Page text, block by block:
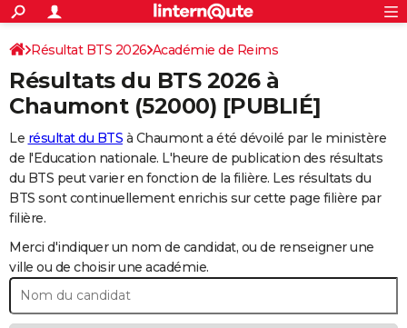
ACTUALITÉS
Politique
Société
Faits Divers
Education
Monde
Villes
+
SPORT
Coupe du monde 2026
Football
Tennis
Cyclisme
Rugby
Forum
CULTURE
FINANCE
Retraite
Impôts
Epargne
Immobilier
Risques naturels par ville
Banque
Assurance
Crédit
Essais
Réserver un essai
Citadines
Berlines
SUV
Forum auto
+
HIGH-TECH
Mobiles
Meilleur smartphone
Internet
Ordinateurs
Jeux vidéo
Guide high-tech
+
BRICOLAGE
Forum
Aménagement intérieur
Extérieur
Cuisine
Salle de bains
Jardinage
Rangement
+WEEK-END
Guides de France
Escapades
Patrimoine
Expositions
Musées
Week-end nature
+
LIFESTYLE
S'inscrire
Connexion
Résultat BTS 2026 Académie de Reims
Résultats du BTS 2026 à
Chaumont(52000) [PUBLIÉ]
Le résultat du BTS à Chaumont a été dévoilé par le ministère
de l'Education nationale. L'heure de publication des résultats
du BTS peut varier en fonction de la filière. Les résultats du
BTS sont continuellement enrichis sur cette page filière par
filière.
Merci d'indiquer un nom de candidat, ou de renseigner une
ville ou de choisir une académie.